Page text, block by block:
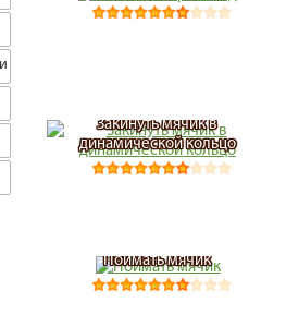
Закинуть мячик в
динамической кольцо
Поймать мячик